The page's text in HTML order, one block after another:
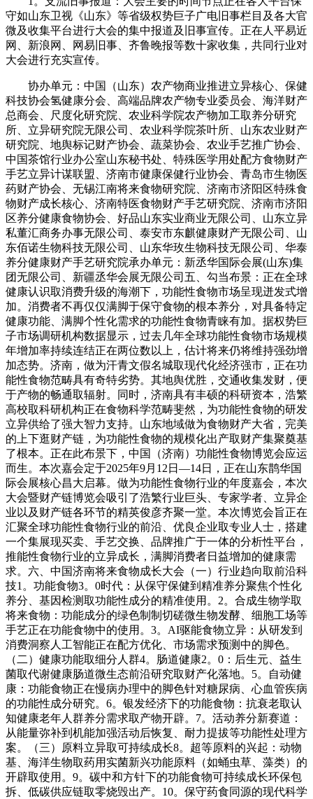
守如山东卫视《山东》等省级权势巨子广电旧事栏目及各大官
微及收集平台进行大会的集中报道及旧事宣传。正在人平易近
网、新浪网、网易旧事、齐鲁晚报等数十家收集，共同行业对
大会进行充实宣传。
协办单元：中国（山东）农产物商业推进立异核心、保健
科技协会氢健康分会、高端品牌农产物专业委员会、海洋财产
总商会、尺度化研究院、农业科学院农产物加工取养分研究
所、立异研究院无限公司、农业科学院茶叶所、山东农业财产
研究院、地舆标记财产协会、蔬菜协会、农业手艺推广协会、
中国茶馆行业办公室山东秘书处、特殊医学用处配方食物财产
手艺立异计谋联盟、济南市健康保健行业协会、青岛市生物医
药财产协会、无锡江南将来食物研究院、济南市济阳区特殊食
物财产成长核心、济南特医食物财产手艺研究院、济南市济阳
区养分健康食物协会、好品山东实业商业无限公司、山东立异
私董汇商务办事无限公司、泰安市东麒健康财产无限公司、山
东佰诺生物科技无限公司、山东华玫生物科技无限公司、华泰
养分健康财产手艺研究院承办单元：新丞华国际会展(山东)集
团无限公司、新疆丞华会展无限公司五、勾当布景：正在全球
健康认识取消费升级的海潮下，功能性食物市场呈现迸发式增
加。消费者不再仅仅满脚于保守食物的根本养分，对具备特定
健康功能、满脚个性化需求的功能性食物青睐有加。据权势巨
子市场调研机构数据显示，过去几年全球功能性食物市场规模
年增加率持续连结正在两位数以上，估计将来仍将维持强劲增
加态势。济南，做为汗青文假名城取现代化经济强市，正在功
能性食物范畴具有奇特劣势。其地舆优胜，交通收集发财，便
于产物的畅通取辐射。同时，济南具有丰硕的科研资本，浩繁
高校取科研机构正在食物科学范畴斐然，为功能性食物的研发
立异供给了强大智力支持。山东地域做为食物财产大省，完美
的上下逛财产链，为功能性食物的规模化出产取财产集聚奠基
了根本。正在此布景下，中国（济南）功能性食物博览会应运
而生。本次嘉会定于2025年9月12日—14日，正在山东鹊华国
际会展核心昌大启幕。做为功能性食物行业的年度嘉会，本次
大会暨财产链博览会吸引了浩繁行业巨头、专家学者、立异企
业以及财产链各环节的精英俊彦齐聚一堂。本次博览会旨正在
汇聚全球功能性食物行业的前沿、优良企业取专业人士，搭建
一个集展现买卖、手艺交换、品牌推广于一体的分析性平台，
推能性食物行业的立异成长，满脚消费者日益增加的健康需
求。六、中国济南将来食物成长大会（一）行业趋向取前沿科
技1。功能食物3。0时代：从保守保健到精准养分聚焦个性化
养分、基因检测取功能性成分的精准使用。2。合成生物学取
将来食物：功能成分的绿色制制切磋微生物发酵、细胞工场等
手艺正在功能食物中的使用。3。AI驱能食物立异：从研发到
消费洞察人工智能正在配方优化、市场需求预测中的脚色。
（二）健康功能取细分人群4。肠道健康2。0：后生元、益生
菌取代谢健康肠道微生态前沿研究取财产化落地。5。自动健
康：功能食物正在慢病办理中的脚色针对糖尿病、心血管疾病
的功能性成分研究。6。银发经济下的功能食物：抗衰老取认
知健康老年人群养分需求取产物开辟。7。活动养分新赛道：
从能量弥补到机能加强活动后恢复、耐力提拔等功能性处理方
案。（三）原料立异取可持续成长8。超等原料的兴起：动物
基、海洋生物取药用实菌新兴功能原料（如蛹虫草、藻类）的
开辟取使用。9。碳中和方针下的功能食物可持续成长环保包
拆、低碳供应链取零烧毁出产。10。保守药食同源的现代科学